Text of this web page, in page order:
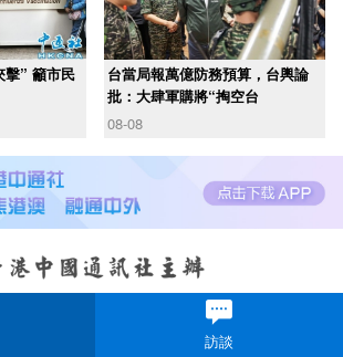
市民
台當局報萬億防務預算，台輿論
批：大肆軍購將“掏空台
08-08
訪談